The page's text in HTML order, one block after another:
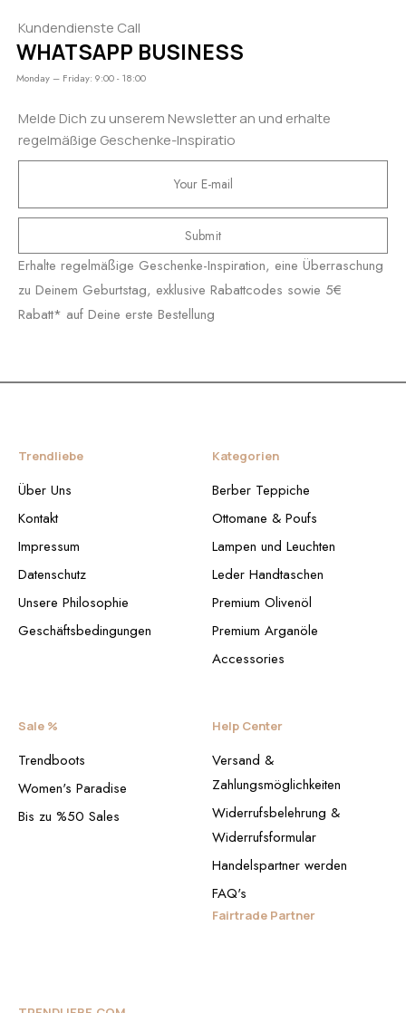
Kundendienste Call
WHATSAPP BUSINESS
Monday – Friday: 9:00 - 18:00
Melde Dich zu unserem Newsletter an und erhalte
regelmäßige Geschenke-Inspiratio
Submit
Erhalte regelmäßige Geschenke-Inspiration, eine Überraschung
zu Deinem Geburtstag, exklusive Rabattcodes sowie 5€
Rabatt* auf Deine erste Bestellung
Trendliebe
Über Uns
Kontakt
Impressum
Datenschutz
Unsere Philosophie
Geschäftsbedingungen
Kategorien
Berber Teppiche
Ottomane & Poufs
Lampen und Leuchten
Leder Handtaschen
Premium Olivenöl
Premium Arganöle
Accessories
Sale %
Trendboots
Women's Paradise
Bis zu %50 Sales
Help Center
Versand &
Zahlungsmöglichkeiten
Widerrufsbelehrung &
Widerrufsformular
Handelspartner werden
FAQ's
Fairtrade Partner